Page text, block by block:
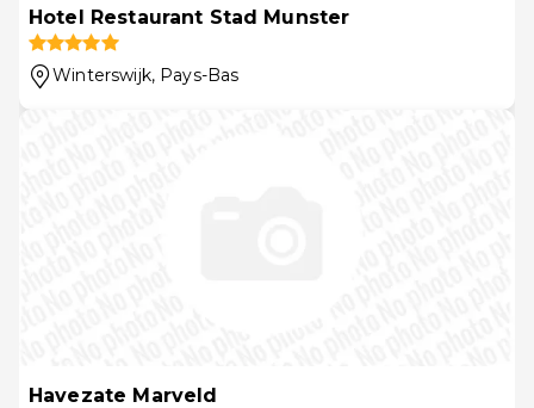
Hotel Restaurant Stad Munster
Winterswijk, Pays-Bas
Havezate Marveld